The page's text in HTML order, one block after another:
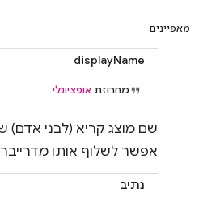
מאפיינים
displayName
מחרוזת אופציונלי
שם מוצג קריא (לבני אדם)
אפשר לשלוף אותו
נתיב